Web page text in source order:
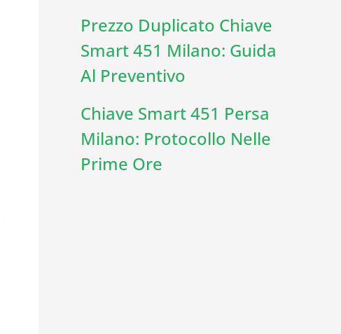
Prezzo Duplicato Chiave
Smart 451 Milano: Guida
Al Preventivo
Chiave Smart 451 Persa
Milano: Protocollo Nelle
Prime Ore